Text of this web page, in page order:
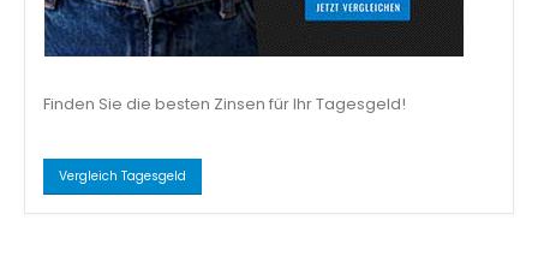
Finden Sie die besten Zinsen für Ihr Tagesgeld!
Vergleich Tagesgeld